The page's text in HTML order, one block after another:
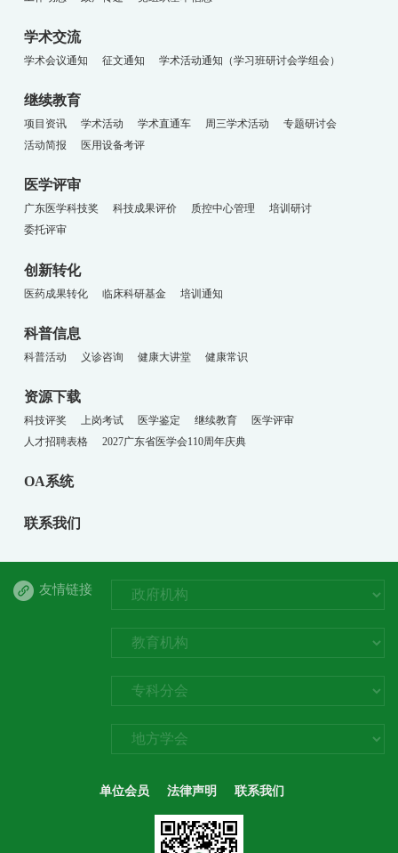
学术交流
学术会议通知 征文通知 学术活动通知（学习班研讨会学组会）
继续教育
项目资讯 学术活动 学术直通车 周三学术活动
专题研讨会
活动简报
医用设备考评
医学评审
广东医学科技奖 科技成果评价 质控中心管理
培训研讨
委托评审
创新转化
医药成果转化 临床科研基金 培训通知
科普信息
科普活动 义诊咨询 健康大讲堂 健康常识
资源下载
科技评奖 上岗考试 医学鉴定 继续教育
医学评审
人才招聘表格
2027广东省医学会110周年庆典
OA系统
联系我们
友情链接
单位会员 法律声明 联系我们